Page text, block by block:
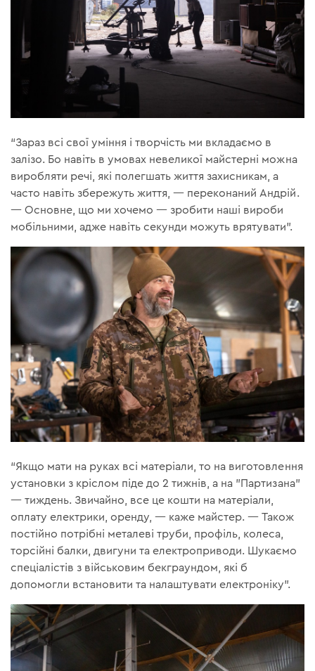
“Зараз всі свої уміння і творчість ми вкладаємо в
залізо. Бо навіть в умовах невеликої майстерні можна
виробляти речі, які полегшать життя захисникам, а
часто навіть збережуть життя, — переконаний Андрій.
— Основне, що ми хочемо — зробити наші вироби
мобільними, адже навіть секунди можуть врятувати”.
“Якщо мати на руках всі матеріали, то на виготовлення
установки з кріслом піде до 2 тижнів, а на "Партизана"
— тиждень. Звичайно, все це кошти на матеріали,
оплату електрики, оренду, — каже майстер. — Також
постійно потрібні металеві труби, профіль, колеса,
торсійні балки, двигуни та електроприводи. Шукаємо
спеціалістів з військовим бекграундом, які б
допомогли встановити та налаштувати електроніку".